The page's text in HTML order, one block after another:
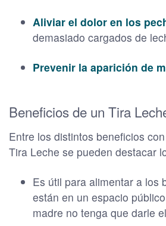
Aliviar el dolor en los
demasiado cargados de
Prevenir la aparición de
Beneficios de un Tira
Entre los distintos beneficios
Tira Leche se pueden destacar
Es útil para alimentar a los
están en un espacio
madre no tenga que darle